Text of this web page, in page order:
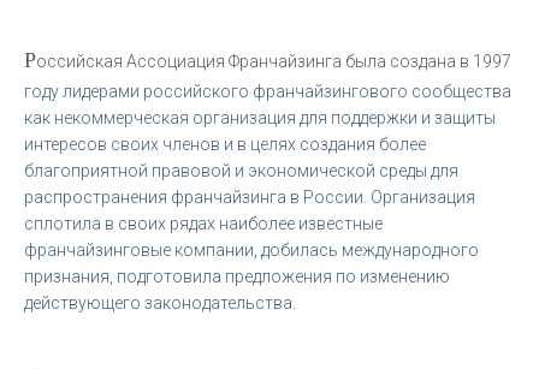
Российская Ассоциация Франчайзинга была создана в 1997
году лидерами российского франчайзингового сообщества
как некоммерческая организация для поддержки и защиты
интересов своих членов и в целях создания более
благоприятной правовой и экономической среды для
распространения франчайзинга в России. Организация
сплотила в своих рядах наиболее известные
франчайзинговые компании, добилась международного
признания, подготовила предложения по изменению
действующего законодательства.